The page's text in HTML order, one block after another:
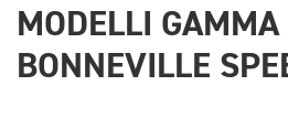
MODELLI GAMMA
BONNEVILLE